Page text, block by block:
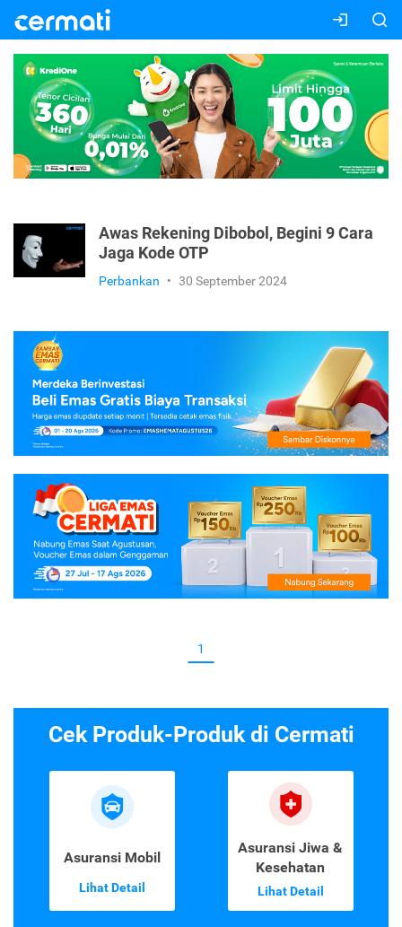
Awas Rekening Dibobol, Begini 9 Cara
Jaga Kode OTP
Perbankan • 30 September 2024
1
Cek Produk-Produk di Cermati
Asuransi Mobil
Lihat Detail
Asuransi Jiwa &
Kesehatan
Lihat Detail